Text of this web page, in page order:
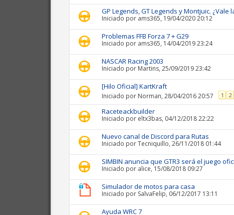
GP Legends, GT Legends y Montjuic. ¿Vale
Iniciado por ams365, 19/04/2020 20:12
Problemas FFB Forza 7 + G29
Iniciado por ams365, 14/04/2019 23:24
NASCAR Racing 2003
Iniciado por Martins, 25/09/2019 23:42
[Hilo Oficial] KartKraft
Iniciado por Norman, 28/04/2016 20:57 1 2
Raceteackbuilder
Iniciado por eltx3bas, 04/12/2018 22:22
Nuevo canal de Discord para Rutas
Iniciado porTecniquillo, 26/11/2018 01:44
SIMBIN anuncia que GTR3 será el juego
Iniciado por alice, 15/08/2018 09:27
Simulador de motos para casa
Iniciado por SalvaFelip, 06/12/2017 13:11
Ayuda WRC 7